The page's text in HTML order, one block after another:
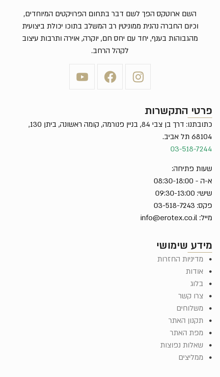
מידע שימושי
מדיניות החזרות
אודות
בלוג
צרו קשר
משלוחים
תקנון האתר
מפת האתר
שאלות נפוצות
ממליצים
פרטי התקשרות
כתובתנו: דרך בן צבי 84, בניין פנורמה, קומה ראשונה, ביתן 130,
68104 תל אביב.
03-518-7244
שעות פתיחה:
א-ה - 08:30-18:00
שישי: 09:30-13:00
פקס: 03-518-7243
מייל:info@erotex.co.il
השם ארוטקס הפך לשם דבר בתחום הפרויקטים המיוחדים,
וכיום החברה נהנית ממוניטין רב המשלב בתוכו יכולת ביצועית
מהגבוהות בענף, יחד עם יחס חם, יוקרה, אוירה ותרבות עיצוב
לקהל הרחב.